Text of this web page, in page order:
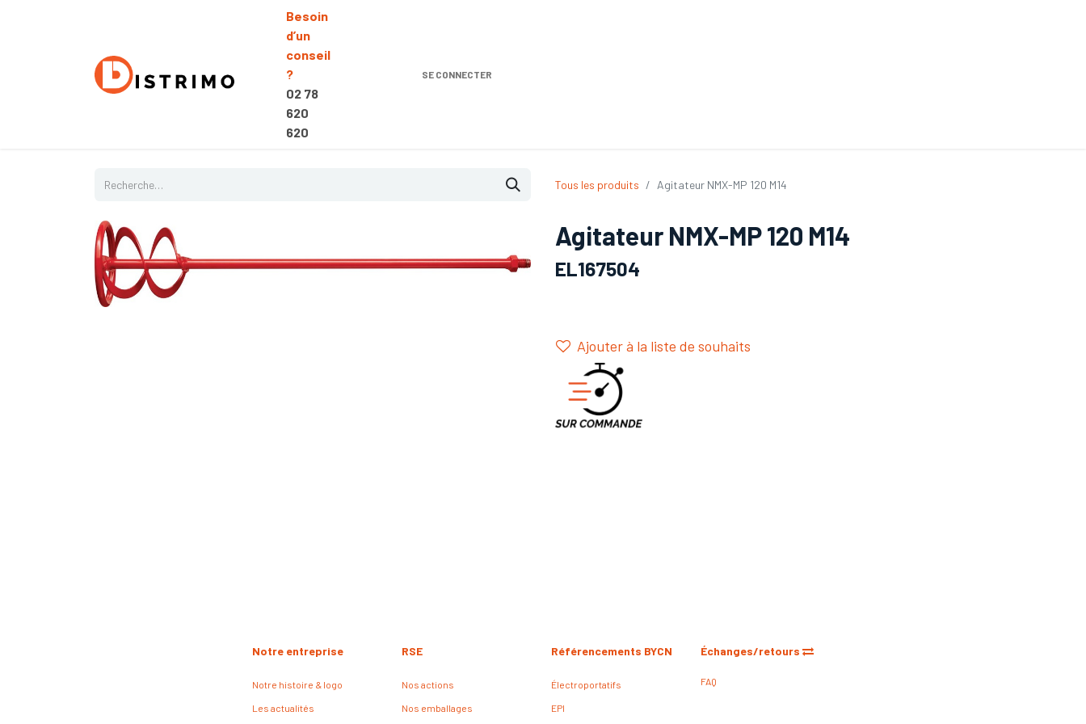
Besoin
d’un
conseil
?
02 78
620
620
SE CONNECTER
Tous les produits Agitateur NMX-MP 120 M14
Agitateur NMX-MP 120 M14
EL167504
Ajouter à la liste de souhaits
Échanges/retours
FAQ
Référencements BYCN
Électroportatifs
EPI
RSE
Nos actions
Nos emballages
Notre entreprise
Notre histoire & logo
Les actualités